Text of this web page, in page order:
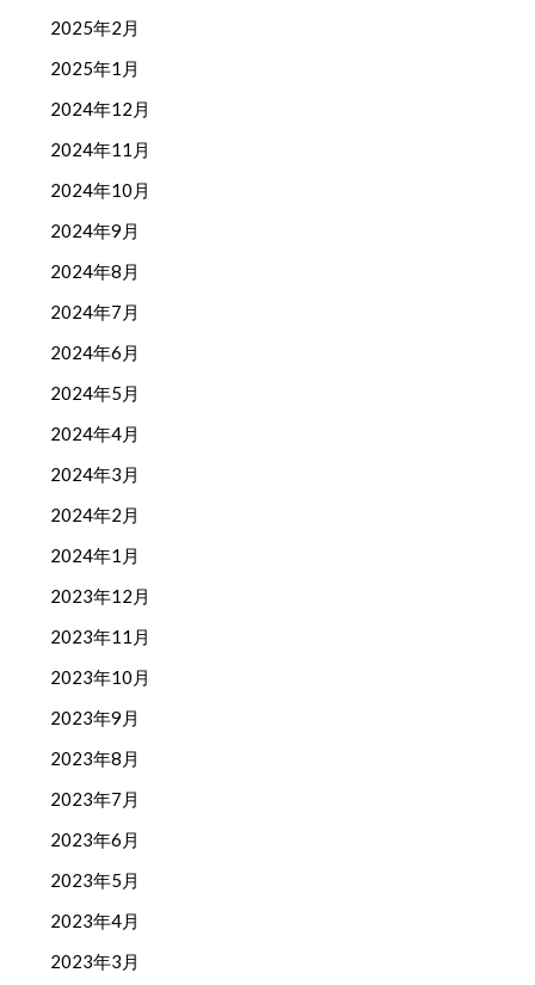
2025年2月
2025年1月
2024年12月
2024年11月
2024年10月
2024年9月
2024年8月
2024年7月
2024年6月
2024年5月
2024年4月
2024年3月
2024年2月
2024年1月
2023年12月
2023年11月
2023年10月
2023年9月
2023年8月
2023年7月
2023年6月
2023年5月
2023年4月
2023年3月